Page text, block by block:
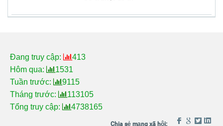
Đang truy cập:
413
Hôm qua:
1531
Tuần trước:
9115
Tháng trước:
113105
Tổng truy cập:
4738165